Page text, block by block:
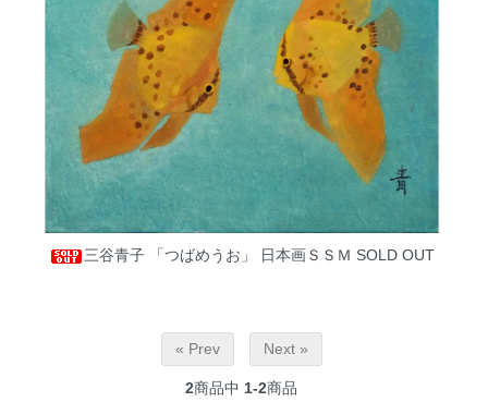
三谷青子 「つばめうお」 日本画ＳＳＭ SOLD OUT
« Prev Next »
2商品中 1-2商品